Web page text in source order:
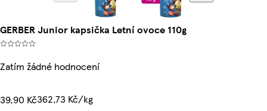
GERBER Junior kapsička Letní ovoce 110g
Zatím žádné hodnocení
39,90 Kč362,73 Kč/kg